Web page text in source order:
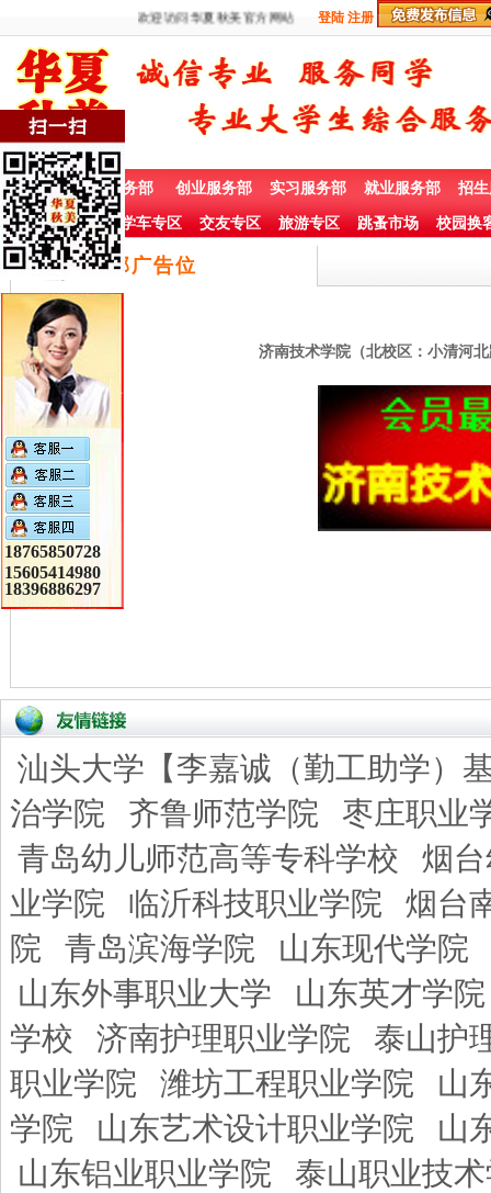
欢迎访问华夏秋美官方网站 登陆 注册
首 页 兼职服务部 创业服务部 实习服务部 就业服务部 招
社团赞助专栏 学车专区 交友专区 旅游专区 跳蚤市场 校园换
底部广告位
济南技术学院（北校区：小清河
汕头大学【李嘉诚（勤工助学）
治学院
齐鲁师范学院
枣庄职业
青岛幼儿师范高等专科学校
烟
业学院
临沂科技职业学院
烟台
院
青岛滨海学院
山东现代学院
山东外事职业大学
山东英才学院
学校
济南护理职业学院
泰山护
职业学院
潍坊工程职业学院
山
学院
山东艺术设计职业学院
山
山东铝业职业学院
泰山职业技
18765850728
15605414980
18396886297